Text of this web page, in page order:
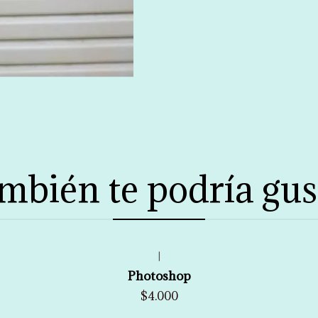
te podría
Photoshop
$4.000